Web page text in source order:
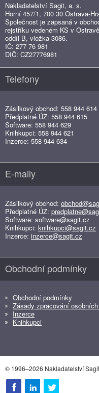
Nakladatelství Sagit, a. s.
Horní 457/1, 700 30 Ostrava-
Společnost je zapsaná v
rejstříku vedeném KS v
oddíl B, vložka 3086.
IČ: 277 76 981
DIČ: CZ27776981
Telefony
Zásilkový obchod: 558 944 614
Předplatné ÚZ: 558 944 615
Software: 558 944 629
Knihkupci: 558 944 621
Inzerce: 558 944 634
E-maily
Zásilkový obchod:
Předplatné ÚZ:
Software: software@sagit.cz
Knihkupci: knihkupci@sagit.cz
Inzerce: inzerce@sagit.cz
Obchodní podmínky
Obchodní podmínky
Zásady zpracování
Inzerce
Knihkupci
© 1996–2026 Nakladatelství